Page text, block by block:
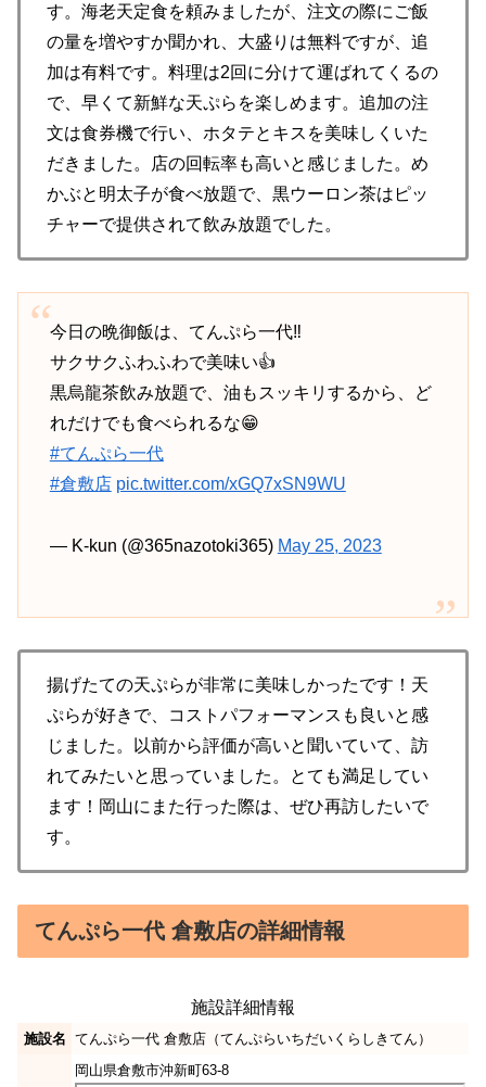
す。海老天定食を頼みましたが、注文の際にご飯
の量を増やすか聞かれ、大盛りは無料ですが、追
加は有料です。料理は2回に分けて運ばれてくるの
で、早くて新鮮な天ぷらを楽しめます。追加の注
文は食券機で行い、ホタテとキスを美味しくいた
だきました。店の回転率も高いと感じました。め
かぶと明太子が食べ放題で、黒ウーロン茶はピッ
チャーで提供されて飲み放題でした。
今日の晩御飯は、てんぷら一代‼️
サクサクふわふわで美味い👍
黒烏龍茶飲み放題で、油もスッキリするから、ど
れだけでも食べられるな😁
#てんぷら一代
#倉敷店 pic.twitter.com/xGQ7xSN9WU
— K-kun (@365nazotoki365) May 25, 2023
揚げたての天ぷらが非常に美味しかったです！天
ぷらが好きで、コストパフォーマンスも良いと感
じました。以前から評価が高いと聞いていて、訪
れてみたいと思っていました。とても満足してい
ます！岡山にまた行った際は、ぜひ再訪したいで
す。
てんぷら一代 倉敷店の詳細情報
施設詳細情報
施設名 てんぷら一代 倉敷店（てんぷらいちだいくらしきてん）
岡山県倉敷市沖新町63-8